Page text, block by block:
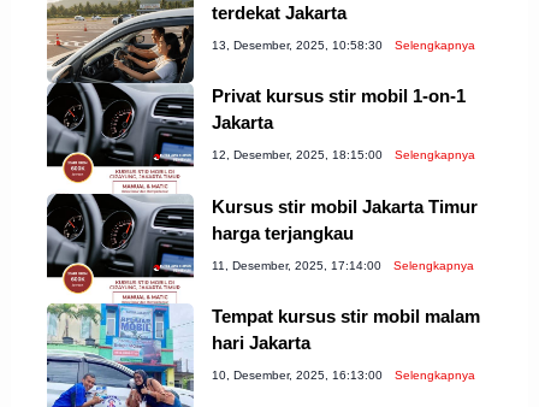
terdekat Jakarta
13, Desember, 2025, 10:58:30 Selengkapnya
Privat kursus stir mobil 1-on-1
Jakarta
12, Desember, 2025, 18:15:00 Selengkapnya
Kursus stir mobil Jakarta Timur
harga terjangkau
11, Desember, 2025, 17:14:00 Selengkapnya
Tempat kursus stir mobil malam
hari Jakarta
10, Desember, 2025, 16:13:00 Selengkapnya